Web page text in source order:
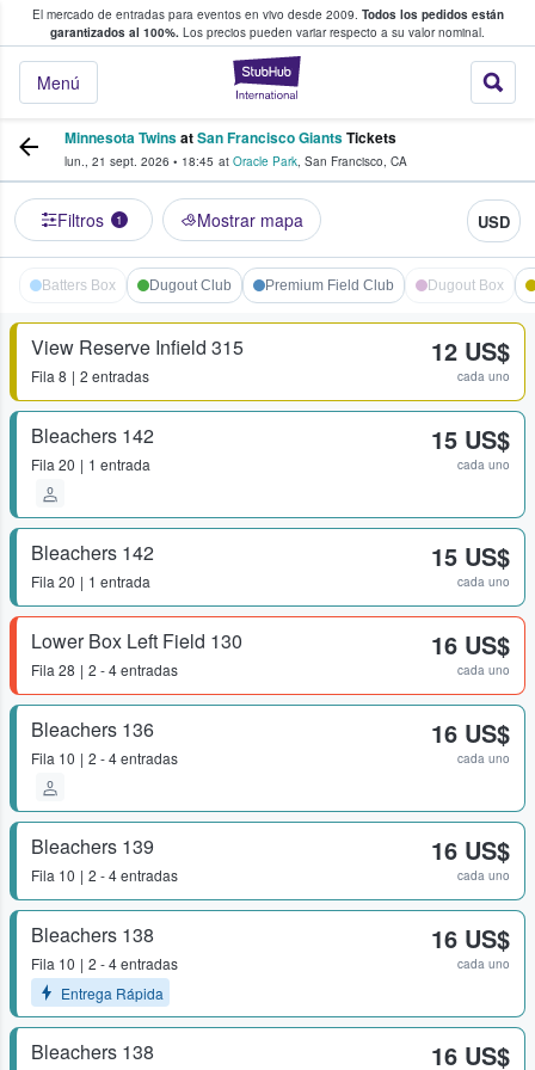
El mercado de entradas para eventos en vivo desde 2009. Todos los pedidos están
garantizados al 100%. Los precios pueden variar respecto a su valor nominal.
StubHub:
Menú
y venta de entradas entre fans
Minnesota TwinsatSan Francisco GiantsTickets
lun., 21 sept. 2026 • 18:45 at Oracle Park, San Francisco, CA
Filtros 1 Mostrar mapa USD
Batters Box Dugout Club Premium Field Club Dugout Box
View Reserve Infield 315
Fila 8 2 entradas
12 US$
cada uno
Bleachers 142
Fila 20 1 entrada
15 US$
cada uno
Bleachers 142
Fila 20 1 entrada
15 US$
cada uno
Lower Box Left Field 130
Fila 28 2 - 4 entradas
16 US$
cada uno
Bleachers 136
Fila 10 2 - 4 entradas
16 US$
cada uno
Bleachers 139
Fila 10 2 - 4 entradas
16 US$
cada uno
Bleachers 138
Fila 10
2 - 4 entradas
Entrega Rápida
16 US$
cada uno
Bleachers 138 16 US$